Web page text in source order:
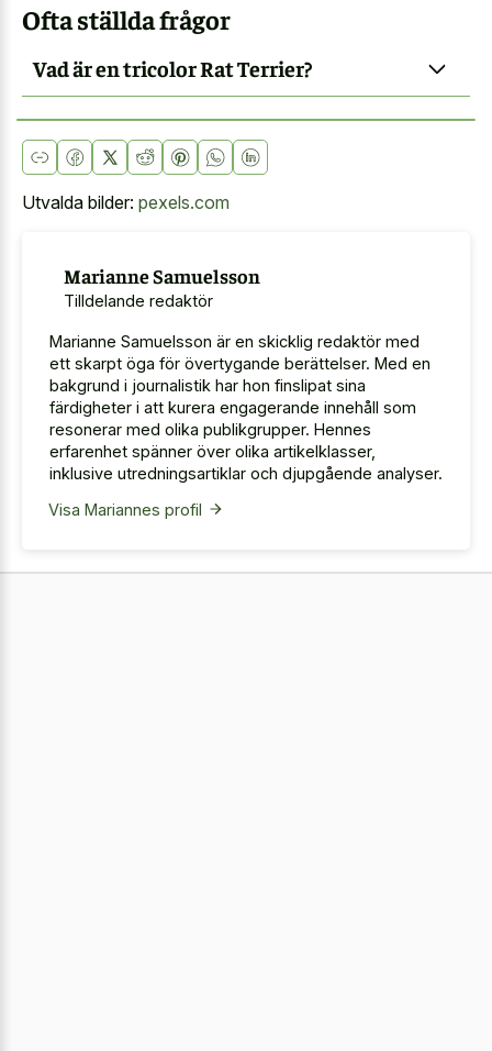
Ofta ställda frågor
Vad är en tricolor Rat Terrier?
Utvalda bilder: pexels.com
Marianne Samuelsson
Tilldelande redaktör
Marianne Samuelsson är en skicklig redaktör med
ett skarpt öga för övertygande berättelser. Med en
bakgrund i journalistik har hon finslipat sina
färdigheter i att kurera engagerande innehåll som
resonerar med olika publikgrupper. Hennes
erfarenhet spänner över olika artikelklasser,
inklusive utredningsartiklar och djupgående analyser.
Visa Mariannes profil